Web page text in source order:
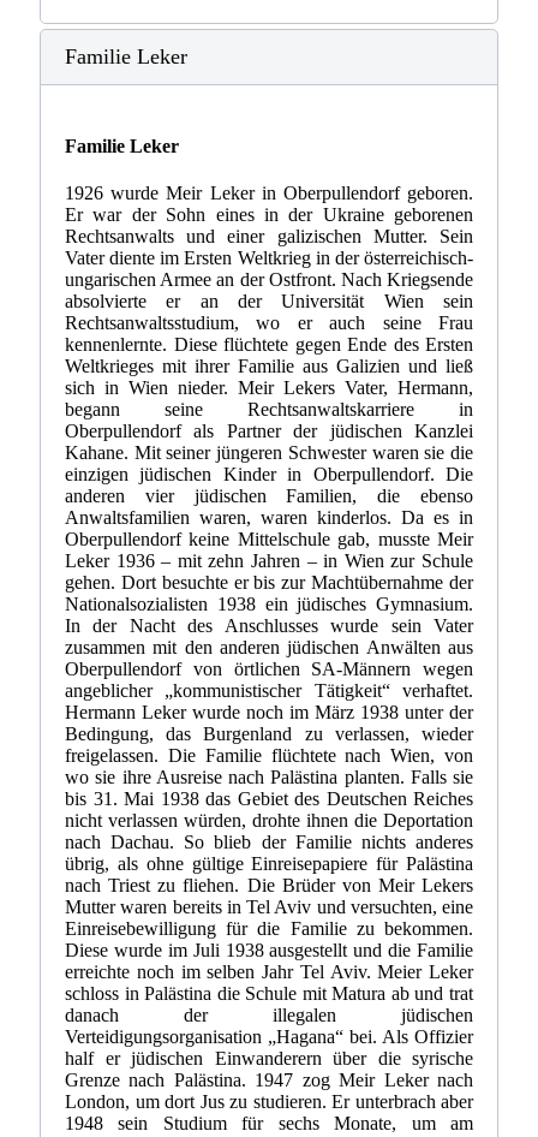
Familie Leker
Familie Leker
1926 wurde Meir Leker in Oberpullendorf geboren.
Er war der Sohn eines in der Ukraine geborenen
Rechtsanwalts und einer galizischen Mutter. Sein
Vater diente im Ersten Weltkrieg in der österreichisch-
ungarischen Armee an der Ostfront. Nach Kriegsende
absolvierte er an der Universität Wien sein
Rechtsanwaltsstudium, wo er auch seine Frau
kennenlernte. Diese flüchtete gegen Ende des Ersten
Weltkrieges mit ihrer Familie aus Galizien und ließ
sich in Wien nieder. Meir Lekers Vater, Hermann,
begann seine Rechtsanwaltskarriere in
Oberpullendorf als Partner der jüdischen Kanzlei
Kahane. Mit seiner jüngeren Schwester waren sie die
einzigen jüdischen Kinder in Oberpullendorf. Die
anderen vier jüdischen Familien, die ebenso
Anwaltsfamilien waren, waren kinderlos. Da es in
Oberpullendorf keine Mittelschule gab, musste Meir
Leker 1936 – mit zehn Jahren – in Wien zur Schule
gehen. Dort besuchte er bis zur Machtübernahme der
Nationalsozialisten 1938 ein jüdisches Gymnasium.
In der Nacht des Anschlusses wurde sein Vater
zusammen mit den anderen jüdischen Anwälten aus
Oberpullendorf von örtlichen SA-Männern wegen
angeblicher „kommunistischer Tätigkeit“ verhaftet.
Hermann Leker wurde noch im März 1938 unter der
Bedingung, das Burgenland zu verlassen, wieder
freigelassen. Die Familie flüchtete nach Wien, von
wo sie ihre Ausreise nach Palästina planten. Falls sie
bis 31. Mai 1938 das Gebiet des Deutschen Reiches
nicht verlassen würden, drohte ihnen die Deportation
nach Dachau. So blieb der Familie nichts anderes
übrig, als ohne gültige Einreisepapiere für Palästina
nach Triest zu fliehen. Die Brüder von Meir Lekers
Mutter waren bereits in Tel Aviv und versuchten, eine
Einreisebewilligung für die Familie zu bekommen.
Diese wurde im Juli 1938 ausgestellt und die Familie
erreichte noch im selben Jahr Tel Aviv. Meier Leker
schloss in Palästina die Schule mit Matura ab und trat
danach der illegalen jüdischen
Verteidigungsorganisation „Hagana“ bei. Als Offizier
half er jüdischen Einwanderern über die syrische
Grenze nach Palästina. 1947 zog Meir Leker nach
London, um dort Jus zu studieren. Er unterbrach aber
1948 sein Studium für sechs Monate, um am